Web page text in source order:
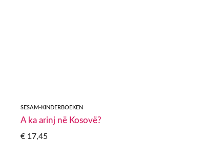
SESAM-KINDERBOEKEN
A ka arinj në Kosovë?
€ 17,45